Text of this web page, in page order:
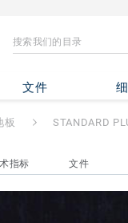
文件
PLUS
板 STANDARD
指标 文件